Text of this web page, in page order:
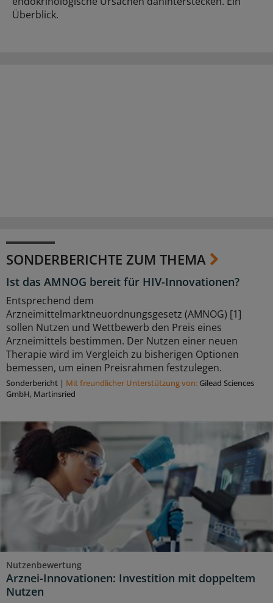
Überblick.
SONDERBERICHTE ZUM THEMA
Ist das AMNOG bereit für HIV-Innovationen?
Entsprechend dem
Arzneimittelmarktneuordnungsgesetz (AMNOG) [1]
sollen Nutzen und Wettbewerb den Preis eines
Arzneimittels bestimmen. Der Nutzen einer neuen
Therapie wird im Vergleich zu bisherigen Optionen
bemessen, um einen Preisrahmen festzulegen.
Sonderbericht | Mit freundlicher Unterstützung von: Gilead Sciences
GmbH, Martinsried
Nutzenbewertung
Arznei-Innovationen: Investition mit doppeltem
Nutzen